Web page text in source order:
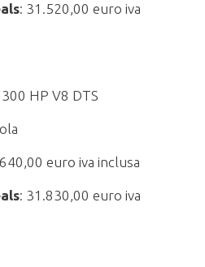
: 31.520,00 euro iva
300 HP V8 DTS
euro iva inclusa
: 31.830,00 euro iva